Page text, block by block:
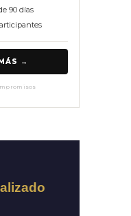
90 días
→